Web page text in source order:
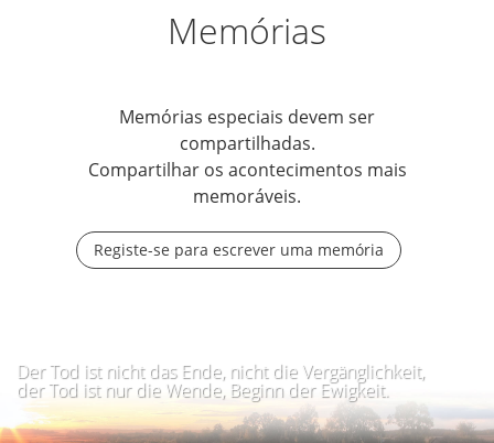
Memórias
Memórias especiais devem ser
compartilhadas.
Compartilhar os acontecimentos mais
memoráveis.
Registe-se para escrever uma memória
Der Tod ist nicht das Ende, nicht die Vergänglichkeit,
der Tod ist nur die Wende, Beginn der Ewigkeit.